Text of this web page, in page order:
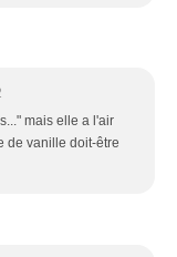
mais elle a l'air
de vanille doit-être